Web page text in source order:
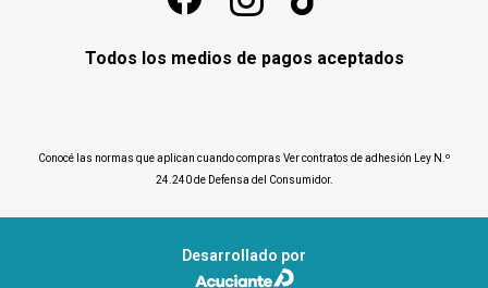
Todos los medios de pagos aceptados
Conocé las normas que aplican cuando compras Ver contratos de adhesión Ley N.º
24.240 de Defensa del Consumidor.
Desarrollado por